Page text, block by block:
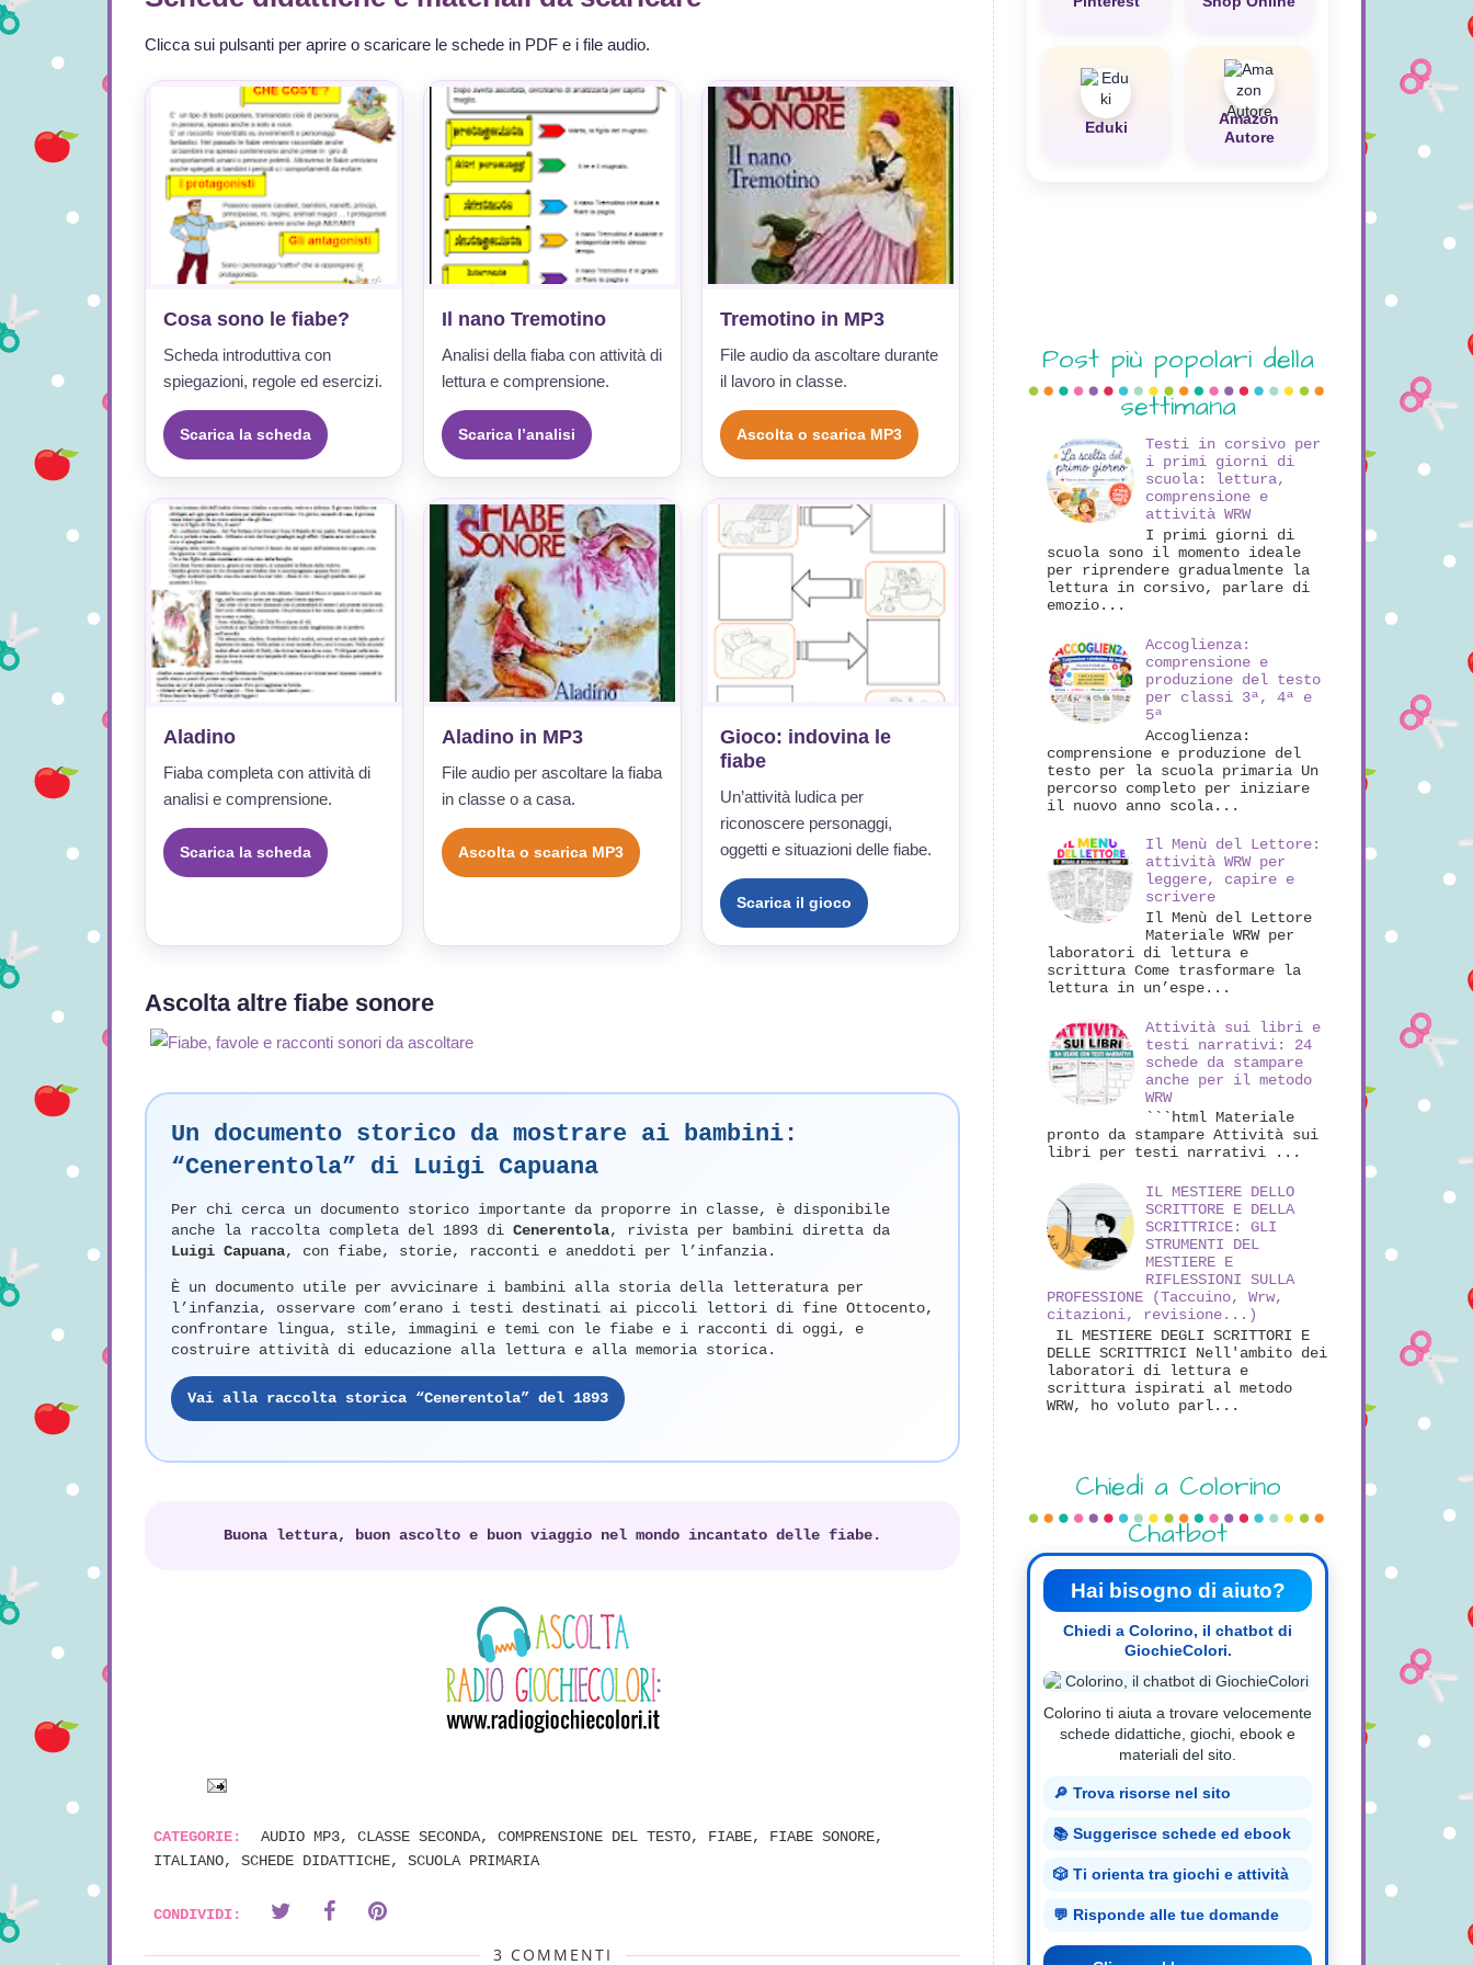
Clicca sui pulsanti per aprire o scaricare le schede in PDF e i file audio.
Cosa sono le fiabe?
Scheda introduttiva con
spiegazioni, regole ed esercizi.
Scarica la scheda
Il nano Tremotino
Analisi della fiaba con attività di
lettura e comprensione.
Scarica l’analisi
Tremotino in MP3
File audio da ascoltare durante
il lavoro in classe.
Ascolta o scarica MP3
Aladino
Fiaba completa con attività di
analisi e comprensione.
Scarica la scheda
Aladino in MP3
File audio per ascoltare la fiaba
in classe o a casa.
Ascolta o scarica MP3
Gioco: indovina le
fiabe
Un’attività ludica per
riconoscere personaggi,
oggetti e situazioni delle fiabe.
Scarica il gioco
Ascolta altre fiabe sonore
Un documento storico da mostrare ai bambini:
“Cenerentola” di Luigi Capuana
Per chi cerca un documento storico importante da proporre in classe, è disponibile
anche la raccolta completa del 1893 di Cenerentola, rivista per bambini diretta da
Luigi Capuana, con fiabe, storie, racconti e aneddoti per l’infanzia.
È un documento utile per avvicinare i bambini alla storia della letteratura per
l’infanzia, osservare com’erano i testi destinati ai piccoli lettori di fine Ottocento,
confrontare lingua, stile, immagini e temi con le fiabe e i racconti di oggi, e
costruire attività di educazione alla lettura e alla memoria storica.
Vai alla raccolta storica “Cenerentola” del 1893
Buona lettura, buon ascolto e buon viaggio nel mondo incantato delle fiabe.
CATEGORIE: AUDIO MP3, CLASSE SECONDA, COMPRENSIONE DEL TESTO, FIABE, FIABE SONORE,
ITALIANO, SCHEDE DIDATTICHE, SCUOLA PRIMARIA
CONDIVIDI:
3 COMMENTI
Eduki
Amazon
Autore
Post più popolari della
settimana
Testi in corsivo per
i primi giorni di
scuola: lettura,
comprensione e
attività WRW
I primi giorni di
scuola sono il momento ideale
per riprendere gradualmente la
lettura in corsivo, parlare di
emozio...
Accoglienza:
comprensione e
produzione del testo
per classi 3ª, 4ª e
5ª
Accoglienza:
comprensione e produzione del
testo per la scuola primaria Un
percorso completo per iniziare
il nuovo anno scola...
Il Menù del Lettore:
attività WRW per
leggere, capire e
scrivere
Il Menù del Lettore
Materiale WRW per
laboratori di lettura e
scrittura Come trasformare la
lettura in un’espe...
Attività sui libri e
testi narrativi: 24
schede da stampare
anche per il metodo
WRW
```html Materiale
pronto da stampare Attività sui
libri per testi narrativi ...
IL MESTIERE DELLO
SCRITTORE E DELLA
SCRITTRICE: GLI
STRUMENTI DEL
MESTIERE E
RIFLESSIONI SULLA
PROFESSIONE (Taccuino, Wrw,
citazioni, revisione...)
IL MESTIERE DEGLI SCRITTORI E
DELLE SCRITTRICI Nell'ambito dei
laboratori di lettura e
scrittura ispirati al metodo
WRW, ho voluto parl...
Chiedi a Colorino
Chatbot
Hai bisogno di aiuto?
Chiedi a Colorino, il chatbot di
GiochieColori.
Colorino ti aiuta a trovare velocemente
schede didattiche, giochi, ebook e
materiali del sito.
🔎 Trova risorse nel sito
📚 Suggerisce schede ed ebook
🎲 Ti orienta tra giochi e attività
💬 Risponde alle tue domande